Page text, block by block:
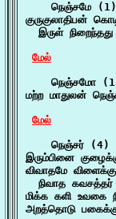
    நெஞ்சமே (1)
குருகுலாதிபன்
இருள்
மேல்
நெஞ்சமோ
மற்ற மாதுலன்
மேல்
    நெஞ்சர் (4)
இரும்பினை
விவாதமே
நிவாத கவசத்தர்
மிக்க களி உவகை
அறத்தொடு